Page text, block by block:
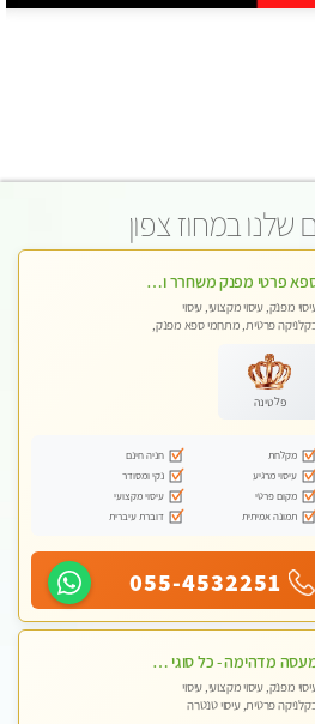
שלנו במחוז צפון
ספא פרטי מפנק משחרר ומרגיע, עם מגוון עיסויים לבחירה מומלץ לחלוטין!!!!
מפנק, עיסוי מקצועי, עיסוי
פרטית, מתחמי ספא מפנק,
פלטינה
מקלחת
חניה חינם
עיסוי מרגיע
נקי ומסודר
מקום פרטי
עיסוי מקצועי
תמונה אמיתית
דוברת עיברית
055-4532251
מעסה מדהימה - כל סוגי העיסויים מעסה מקצועית ואיכותית פרטי!!!חוויה בלתי נשכחת!
מפנק, עיסוי מקצועי, עיסוי
פרטית, עיסוי טנטרה